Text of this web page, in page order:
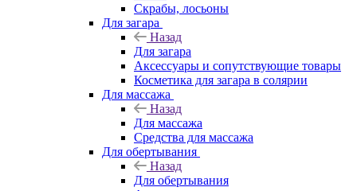
Скрабы, лосьоны
Для загара
Назад
Для загара
Аксессуары и сопутствующие товары
Косметика для загара в солярии
Для массажа
Назад
Для массажа
Средства для массажа
Для обертывания
Назад
Для обертывания